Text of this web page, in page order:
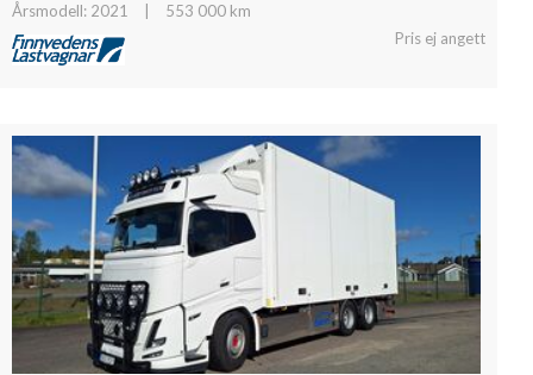
Årsmodell: 2021
553 000 km
Pris ej angett